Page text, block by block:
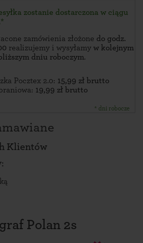
zostanie dostarczona w ciągu
zamówienia złożone do godz.
realizujemy i wysyłamy w kolejnym
dniu roboczym.
Pocztex 2.0: 15,99 zł brutto
19,99 zł brutto
* dni robocze
Klientów
Polan 2s